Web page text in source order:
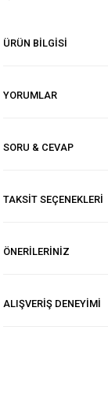
ÜRÜN BİLGİSİ
YORUMLAR
SORU & CEVAP
TAKSİT SEÇENEKLERİ
ÖNERİLERİNİZ
ALIŞVERİŞ DENEYİMİ